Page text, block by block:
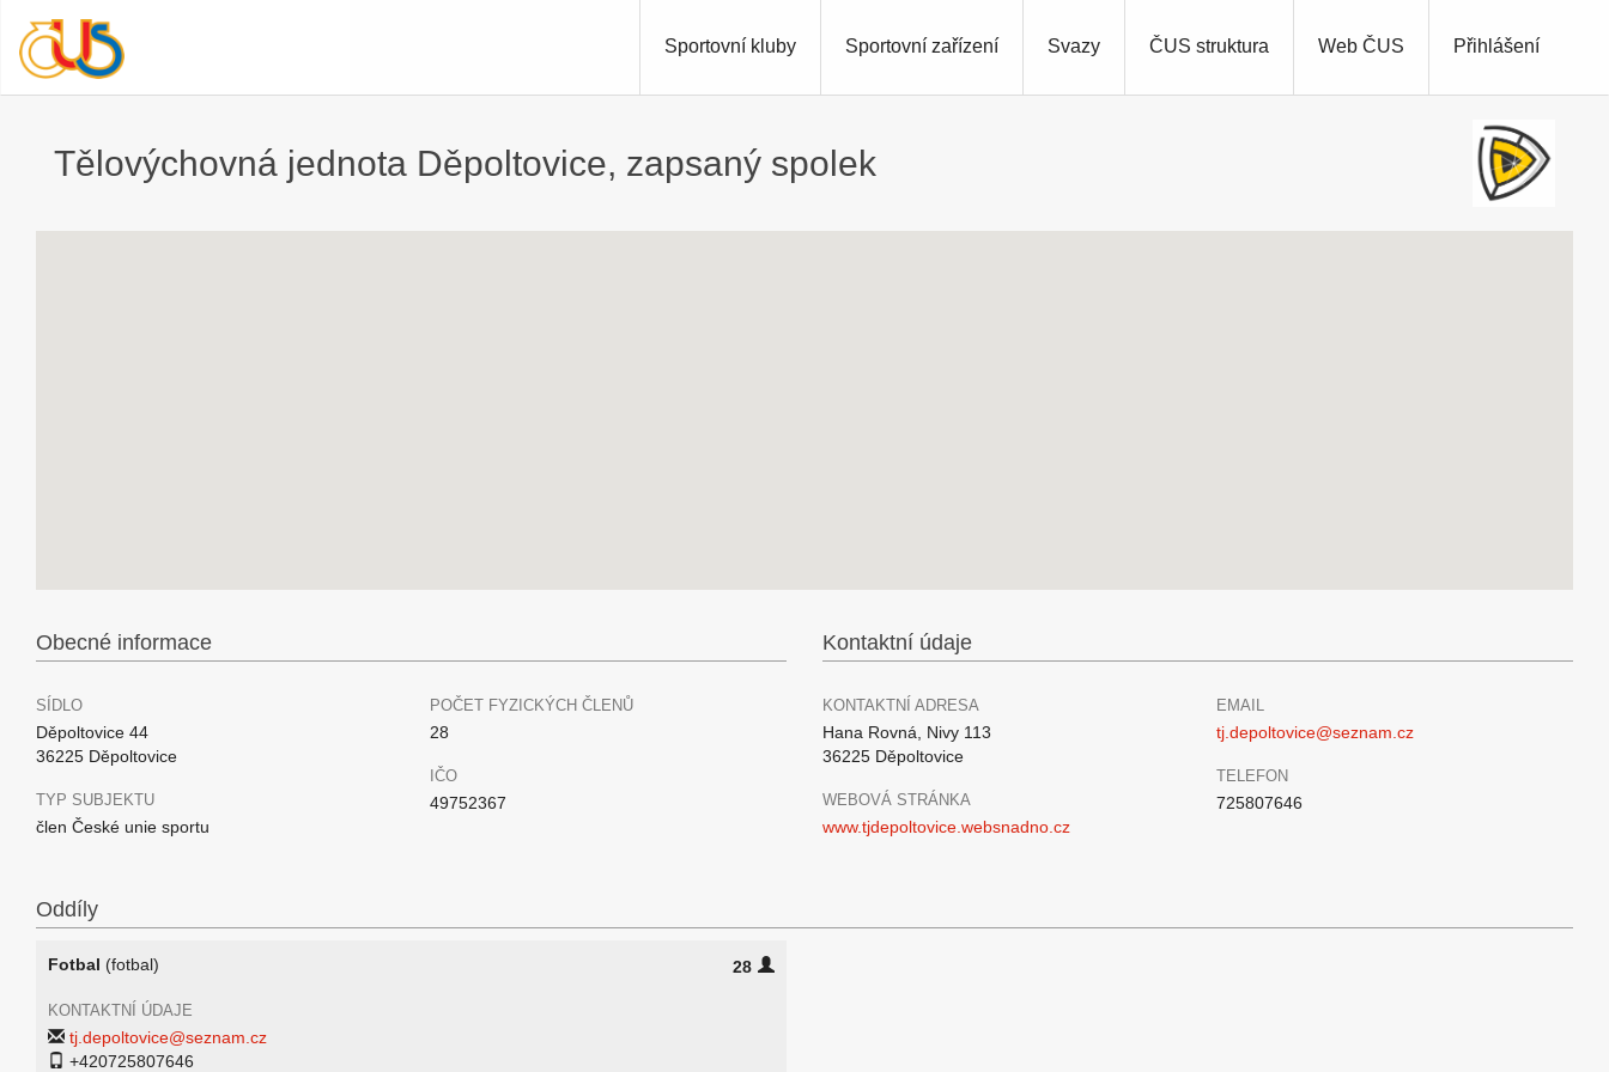
Přihlášení
Sportovní kluby Sportovní zařízení Svazy ČUS struktura Web ČUS
Tělovýchovná jednota Děpoltovice, zapsaný spolek
Obecné informace
SÍDLO
Děpoltovice 44
36225 Děpoltovice
TYP SUBJEKTU
člen České unie sportu
POČET FYZICKÝCH ČLENŮ
28
IČO
49752367
Kontaktní údaje
KONTAKTNÍ ADRESA
Hana Rovná, Nivy 113
36225 Děpoltovice
WEBOVÁ STRÁNKA
www.tjdepoltovice.websnadno.cz
EMAIL
tj.depoltovice@seznam.cz
TELEFON
725807646
Oddíly
Fotbal (fotbal) 28
KONTAKTNÍ ÚDAJE
tj.depoltovice@seznam.cz
+420725807646